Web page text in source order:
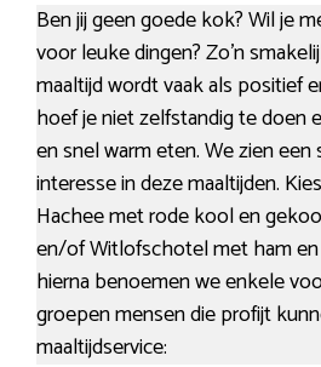
Ben jij geen goede kok? Wil je
voor leuke dingen? Zo’n
maaltijd wordt vaak als positief
hoef je niet zelfstandig te doen
en snel warm eten. We zien
interesse in deze maaltijden.
Hachee met rode kool en
en/of Witlofschotel met ham
hierna benoemen we enkele
groepen mensen die profijt
maaltijdservice: